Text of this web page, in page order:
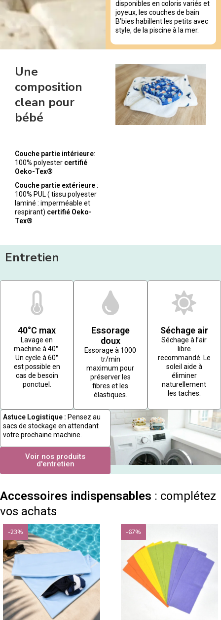
disponibles en coloris variés et
joyeux, les couches de bain
B’bies habillent les petits avec
style, de la piscine à la mer.
Une
composition
clean pour
bébé
Couche partie intérieure:
100% polyester certifié
Oeko-Tex®
Couche partie extérieure:
100% PUL ( tissu polyester
laminé : imperméable et
respirant) certifié Oeko-
Tex®
Entretien
40°C max
Lavage en
machine à 40°.
Un cycle à 60°
est possible en
cas de besoin
ponctuel.
Essorage
doux
Essorage à 1000
tr/min
maximum pour
préserver les
fibres et les
élastiques.
Séchage air
Séchage à l’air
libre
recommandé. Le
soleil aide à
éliminer
naturellement
les taches.
Astuce Logistique : Pensez au
sacs de stockage en attendant
votre prochaine machine.
Voir nos produits
d'entretien
Accessoires indispensables : complétez
vos achats
-23% -67%